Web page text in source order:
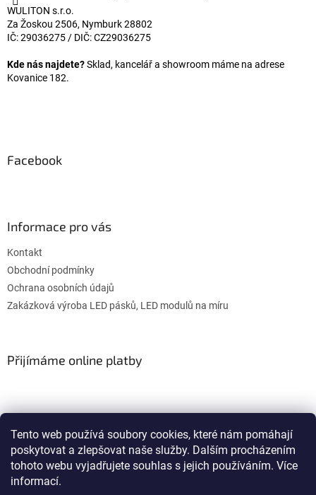
Tento web používá soubory cookies, které nám pomáhají
poskytovat a zlepšovat naše služby. Dalším procházením
tohoto webu vyjadřujete souhlas s jejich používáním. Více
informací.
WULITON s.r.o.
Za Žoskou 2506, Nymburk 28802
IČ: 29036275 / DIČ: CZ29036275
Kde nás najdete?Sklad, kancelář a showroom máme na adrese
Kovanice 182.
Facebook
Informace pro vás
Kontakt
Obchodní podmínky
Ochrana osobních údajů
Zakázková výroba LED pásků, LED modulů na míru
Přijímáme online platby
WULITON